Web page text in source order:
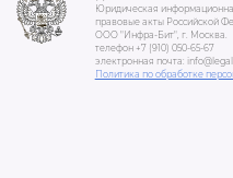
Юридическая
правовые акты Российской
ООО "Инфра-Бит", г. Москва.
телефон +7 (910) 050-65-67
электронная почта:
Политика по обработке